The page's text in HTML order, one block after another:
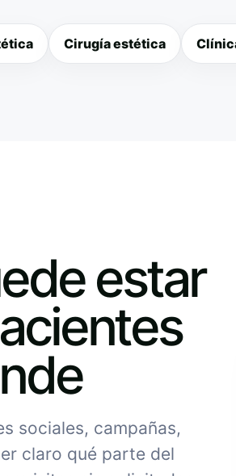
Cirugía estética
estar
sociales, campañas,
claro qué parte del